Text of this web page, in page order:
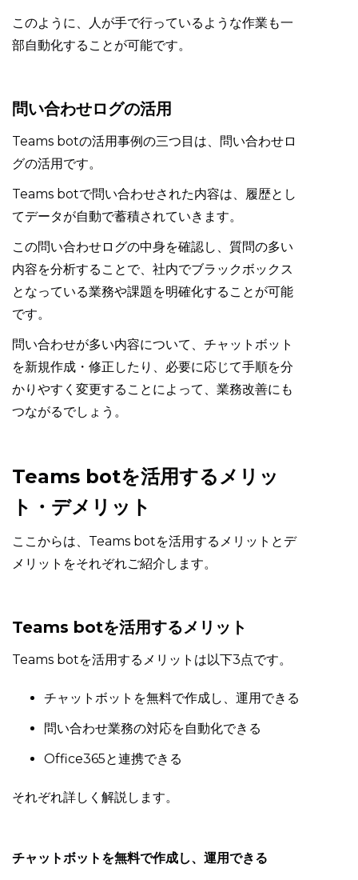
このように、人が手で行っているような作業も一
部自動化することが可能です。
問い合わせログの活用
Teams botの活用事例の三つ目は、問い合わせロ
グの活用です。
Teams botで問い合わせされた内容は、履歴とし
てデータが自動で蓄積されていきます。
この問い合わせログの中身を確認し、質問の多い
内容を分析することで、社内でブラックボックス
となっている業務や課題を明確化することが可能
です。
問い合わせが多い内容について、チャットボット
を新規作成・修正したり、必要に応じて手順を分
かりやすく変更することによって、業務改善にも
つながるでしょう。
Teams botを活用するメリッ
ト・デメリット
ここからは、Teams botを活用するメリットとデ
メリットをそれぞれご紹介します。
Teams botを活用するメリット
Teams botを活用するメリットは以下3点です。
チャットボットを無料で作成し、運用できる
問い合わせ業務の対応を自動化できる
Office365と連携できる
それぞれ詳しく解説します。
チャットボットを無料で作成し、運用できる